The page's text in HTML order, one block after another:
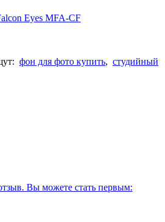
Eyes MFA-CF
фон для фото купить, студийный
Вы можете стать первым: